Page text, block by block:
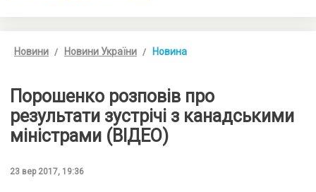
Новини Новини України Новина
Порошенко розповів про
результати зустрічі з канадськими
міністрами (ВІДЕО)
23 вер 2017, 19:36